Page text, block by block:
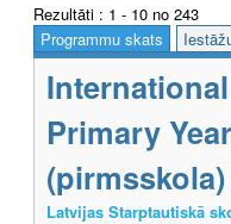
Rezultāti : 1 - 10 no 243
Programmu skats
Primary
(pirmsskola)
Latvijas Starptautiskā